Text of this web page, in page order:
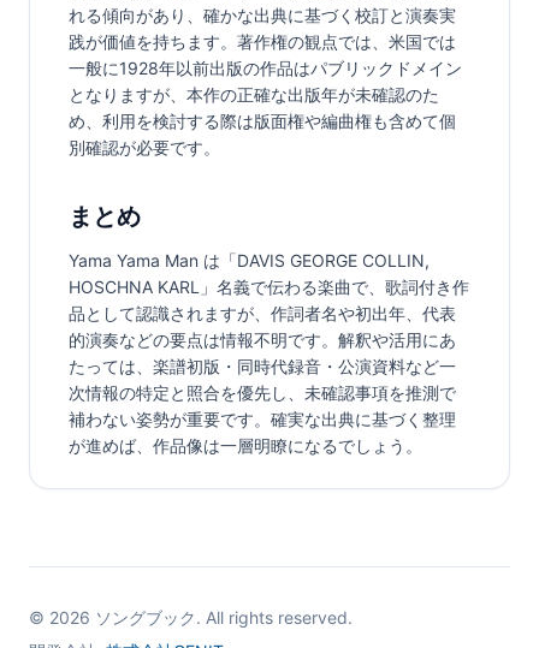
れる傾向があり、確かな出典に基づく校訂と演奏実
践が価値を持ちます。著作権の観点では、米国では
一般に1928年以前出版の作品はパブリックドメイン
となりますが、本作の正確な出版年が未確認のた
め、利用を検討する際は版面権や編曲権も含めて個
別確認が必要です。
まとめ
Yama Yama Man は「DAVIS GEORGE COLLIN,
HOSCHNA KARL」名義で伝わる楽曲で、歌詞付き作
品として認識されますが、作詞者名や初出年、代表
的演奏などの要点は情報不明です。解釈や活用にあ
たっては、楽譜初版・同時代録音・公演資料など一
次情報の特定と照合を優先し、未確認事項を推測で
補わない姿勢が重要です。確実な出典に基づく整理
が進めば、作品像は一層明瞭になるでしょう。
© 2026 ソングブック. All rights reserved.